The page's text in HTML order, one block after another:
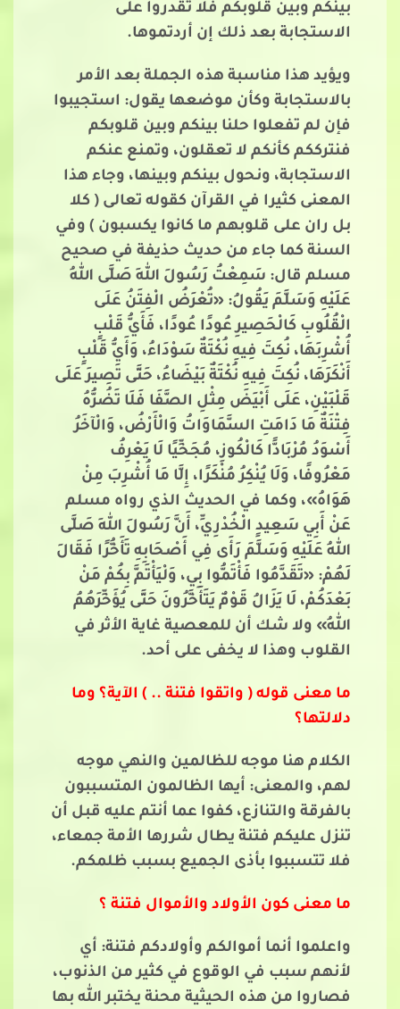
بينكم وبين قلوبكم فلا تقدروا على
الاستجابة بعد ذلك إن أردتموها.
ويؤيد هذا مناسبة هذه الجملة بعد الأمر
بالاستجابة وكأن موضعها يقول: استجيبوا
فإن لم تفعلوا حلنا بينكم وبين قلوبكم
فنترككم كأنكم لا تعقلون، وتمنع عنكم
الاستجابة، ونحول بينكم وبينها، وجاء هذا
المعنى كثيرا في القرآن كقوله تعالى ( كلا
بل ران على قلوبهم ما كانوا يكسبون ) وفي
السنة كما جاء من حديث حذيفة في صحيح
مسلم قال: سَمِعْتُ رَسُولَ اللهِ صَلَّى اللهُ
عَلَيْهِ وَسَلَّمَ يَقُولُ: «تُعْرَضُ الْفِتَنُ عَلَى
الْقُلُوبِ كَالْحَصِيرِ عُودًا عُودًا، فَأَيُّ قَلْبٍ
أُشْرِبَهَا، نُكِتَ فِيهِ نُكْتَةٌ سَوْدَاءُ، وَأَيُّ قَلْبٍ
أَنْكَرَهَا، نُكِتَ فِيهِ نُكْتَةٌ بَيْضَاءُ، حَتَّى تَصِيرَ عَلَى
قَلْبَيْنِ، عَلَى أَبْيَضَ مِثْلِ الصَّفَا فَلَا تَضُرُّهُ
فِتْنَةٌ مَا دَامَتِ السَّمَاوَاتُ وَالْأَرْضُ، وَالْآخَرُ
أَسْوَدُ مُرْبَادًّا كَالْكُوزِ، مُجَخِّيًا لَا يَعْرِفُ
مَعْرُوفًا، وَلَا يُنْكِرُ مُنْكَرًا، إِلَّا مَا أُشْرِبَ مِنْ
هَوَاهُ»، وكما في الحديث الذي رواه مسلم
عَنْ أَبِي سَعِيدٍ الْخُدْرِيِّ، أَنَّ رَسُولَ اللهِ صَلَّى
اللهُ عَلَيْهِ وَسَلَّمَ رَأَى فِي أَصْحَابِهِ تَأَخُّرًا فَقَالَ
لَهُمْ: «تَقَدَّمُوا فَأْتَمُّوا بِي، وَلْيَأْتَمَّ بِكُمْ مَنْ
بَعْدَكُمْ، لَا يَزَالُ قَوْمٌ يَتَأَخَّرُونَ حَتَّى يُؤَخِّرَهُمُ
اللهُ» ولا شك أن للمعصية غاية الأثر في
القلوب وهذا لا يخفى على أحد.
ما معنى قوله ( واتقوا فتنة .. ) الآية؟ وما
دلالتها؟
الكلام هنا موجه للظالمين والنهي موجه
لهم، والمعنى: أيها الظالمون المتسببون
بالفرقة والتنازع، كفوا عما أنتم عليه قبل أن
تنزل عليكم فتنة يطال شررها الأمة جمعاء،
فلا تتسببوا بأذى الجميع بسبب ظلمكم.
ما معنى كون الأولاد والأموال فتنة ؟
واعلموا أنما أموالكم وأولادكم فتنة: أي
لأنهم سبب في الوقوع في كثير من الذنوب،
فصاروا من هذه الحيثية محنة يختبر الله بها